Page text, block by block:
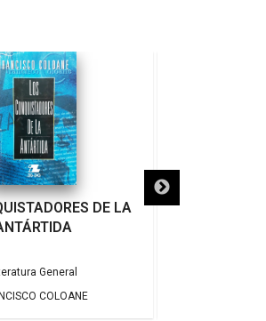
DE LA
General
COLOANE